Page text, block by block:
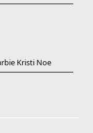
Kristi Noe